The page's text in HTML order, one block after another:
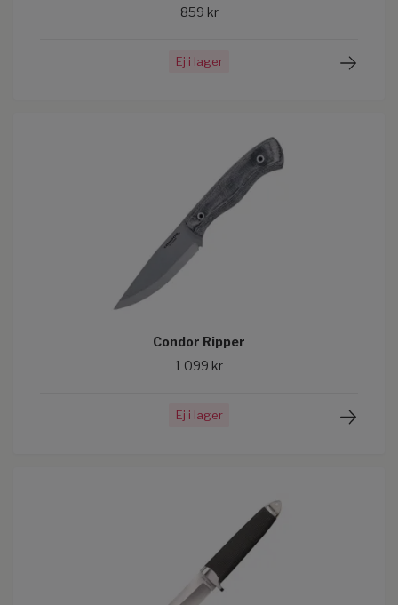
859 kr
Ej i lager
Condor Ripper
1 099 kr
Ej i lager